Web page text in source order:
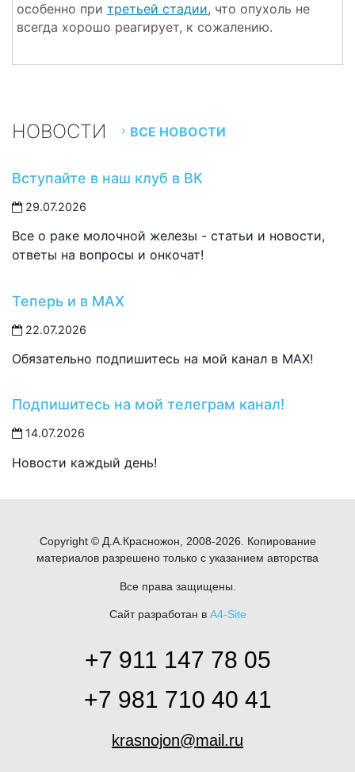
особенно при третьей стадии, что опухоль не
всегда хорошо реагирует, к сожалению.
НОВОСТИ ВСЕ НОВОСТИ
Вступайте в наш клуб в ВК
29.07.2026
Все о раке молочной железы - статьи и новости,
ответы на вопросы и онкочат!
Теперь и в MAX
22.07.2026
Обязательно подпишитесь на мой канал в MAX!
Подпишитесь на мой телеграм канал!
14.07.2026
Новости каждый день!
Copyright © Д.А.Красножон, 2008-2026. Копирование
материалов разрешено только с указанием авторства
Все права защищены.
Сайт разработан в A4-Site
+7 911 147 78 05
+7 981 710 40 41
krasnojon@mail.ru